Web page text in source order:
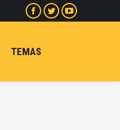
Facebook
yeni
açılır
heyecan
açılır
Youtube
açılır
TEMAS